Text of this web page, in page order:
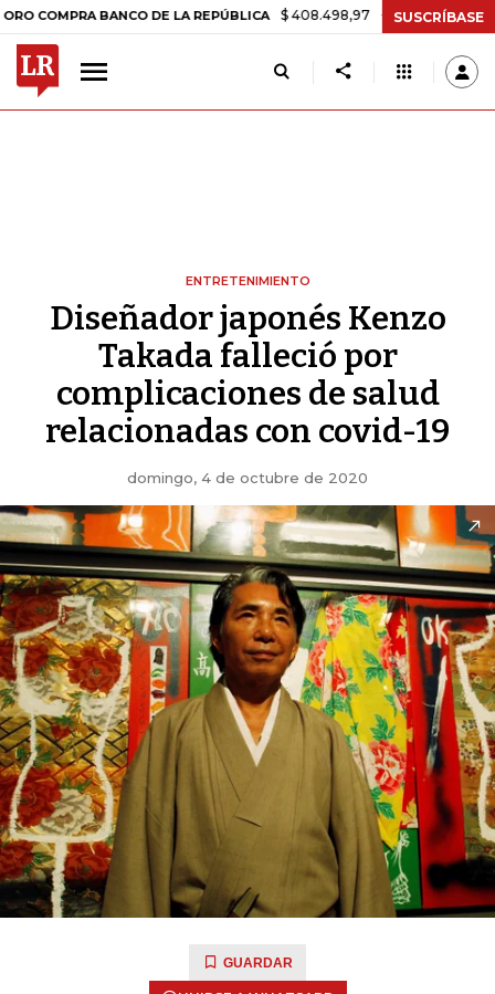
BANCO DE LA REPÚBLICA $ 408.498,97 +$ 8.753,81 +2,19%
SUSCRÍBASE
ENTRETENIMIENTO
Diseñador japonés Kenzo
Takada falleció por
complicaciones de salud
relacionadas con covid-19
domingo, 4 de octubre de 2020
GUARDAR